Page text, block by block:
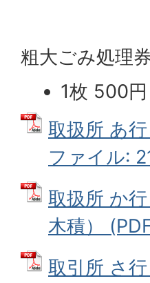
粗大ごみ処理
1枚 500円
取扱所 あ
ファイル:
取扱所 か
木積）
取引所 さ